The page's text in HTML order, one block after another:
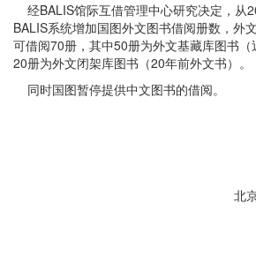
经BALIS馆际互借管理中心研究决定，从
BALIS系统增加国图外文图书借阅册数，外
可借阅70册，其中50册为外文基藏库图书
20册为外文闭架库图书（20年前外文书）。
同时国图暂停提供中文图书的借阅。
北